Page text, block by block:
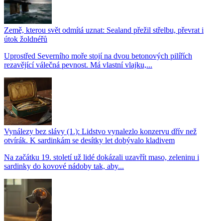
Země, kterou svět odmítá uznat: Sealand přežil střelbu, převrat i
útok žoldnéřů
Uprostřed Severního moře stojí na dvou betonových pilířích
rezavějící válečná pevnost. Má vlastní vlajku,...
Vynálezy bez slávy (1.): Lidstvo vynalezlo konzervu dřív než
otvírák. K sardinkám se desítky let dobývalo kladivem
Na začátku 19. století už lidé dokázali uzavřít maso, zeleninu i
sardinky do kovové nádoby tak, aby...